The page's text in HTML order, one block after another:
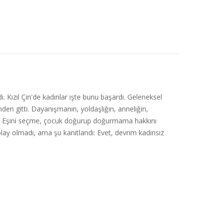
Çin'de kadınlar işte bunu başardı. Geleneksel
gitti. Dayanışmanın, yoldaşlığın, anneliğin,
seçme, çocuk doğurup doğurmama hakkını
olmadı, ama şu kanıtlandı: Evet, devrim kadınsız